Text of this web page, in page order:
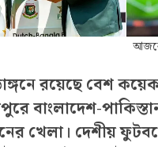
রয়েছে বেশ
বাংলাদেশ-
খেলা। দেশীয়